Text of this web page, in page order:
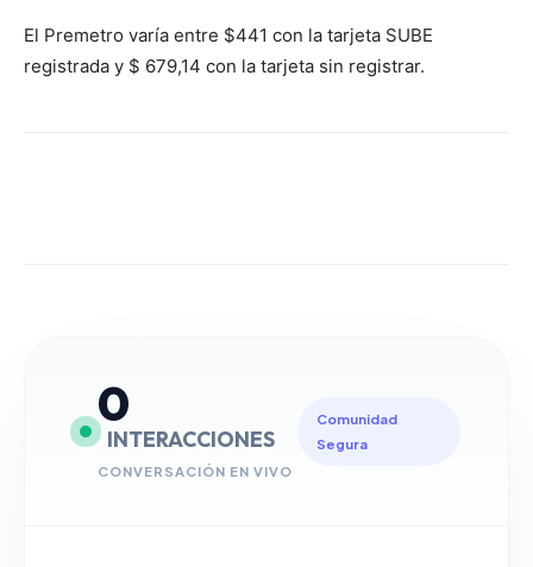
El Premetro varía entre $441 con la tarjeta SUBE
registrada y $ 679,14 con la tarjeta sin registrar.
0
INTERACCIONES
CONVERSACIÓN EN VIVO
Comunidad
Segura